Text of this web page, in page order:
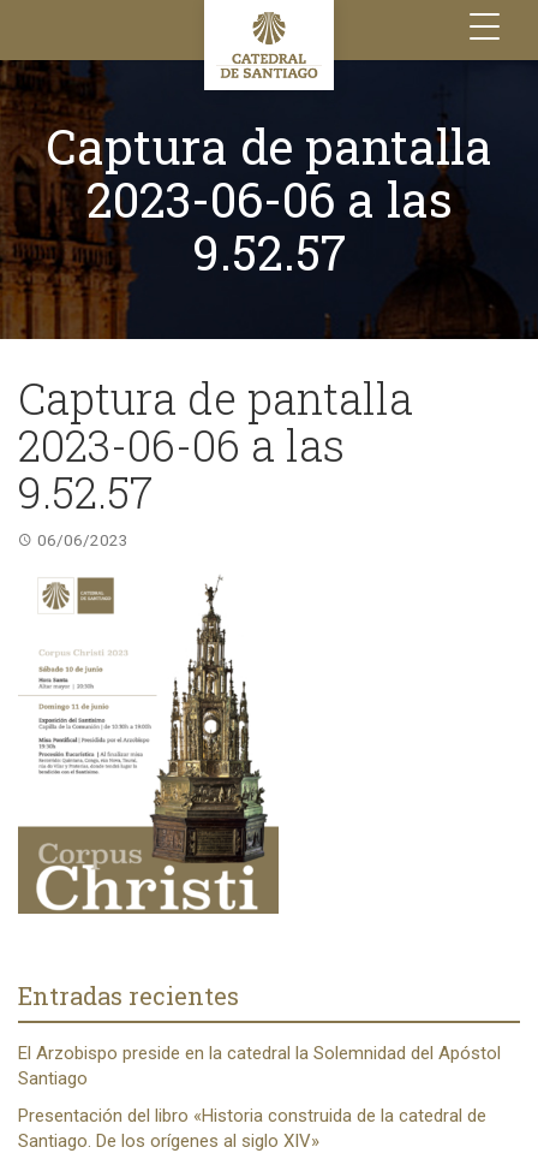
Toggle
navigation
Captura de pantalla
2023-06-06 a las
9.52.57
Captura de pantalla
2023-06-06 a las
9.52.57
06/06/2023
Entradas recientes
El Arzobispo preside en la catedral la Solemnidad del Apóstol
Santiago
Presentación del libro «Historia construida de la catedral de
Santiago. De los orígenes al siglo XIV»